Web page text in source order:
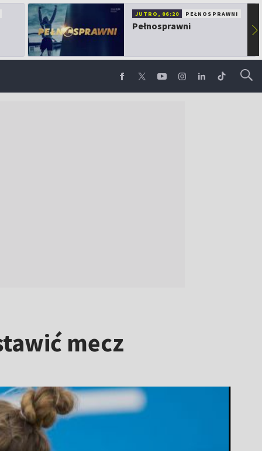
JUTRO, 06:20 PEŁNOSPRAWNI
Pełnosprawni ▶
mecz